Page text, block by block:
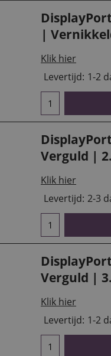
|
Klik hier
Levertijd: 1-2
Verguld |
Klik hier
Levertijd: 2-3
Verguld |
Klik hier
Levertijd: 1-2